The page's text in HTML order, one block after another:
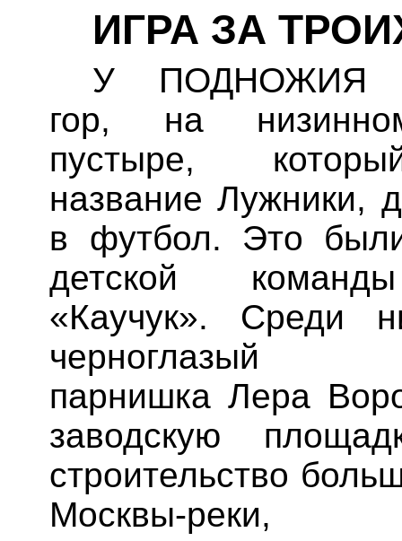
ИГРА ЗА
У ПОДНОЖИЯ
гор, на
пустыре,
название Лужники,
в футбол. Это
детской
«Каучук». Среди
черноглазый
парнишка Лера
заводскую
строительство
Москвы-реки,